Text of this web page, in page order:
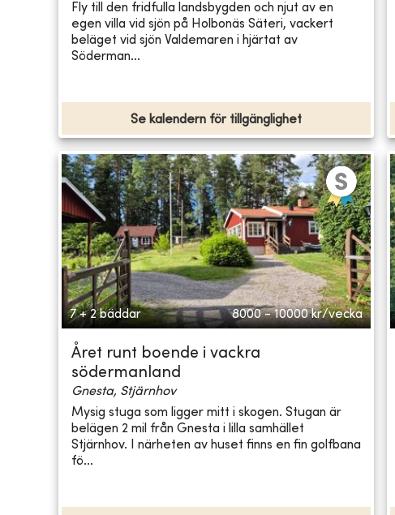
Fly till den fridfulla landsbygden och njut av en
egen villa vid sjön på Holbonäs Säteri, vackert
beläget vid sjön Valdemaren i hjärtat av
Söderman...
Se kalendern för tillgänglighet
7 + 2 bäddar 8000 - 10000 kr/vecka
Året runt boende i vackra
södermanland
Gnesta, Stjärnhov
Mysig stuga som ligger mitt i skogen. Stugan är
belägen 2 mil från Gnesta i lilla samhället
Stjärnhov. I närheten av huset finns en fin golfbana
fö...